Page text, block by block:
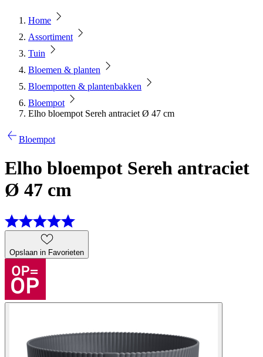
Home
Assortiment
Tuin
Bloemen & planten
Bloempotten & plantenbakken
Bloempot
Elho bloempot Sereh antraciet Ø 47 cm
Bloempot
Elho bloempot Sereh antraciet
Ø 47 cm
Opslaan in Favorieten